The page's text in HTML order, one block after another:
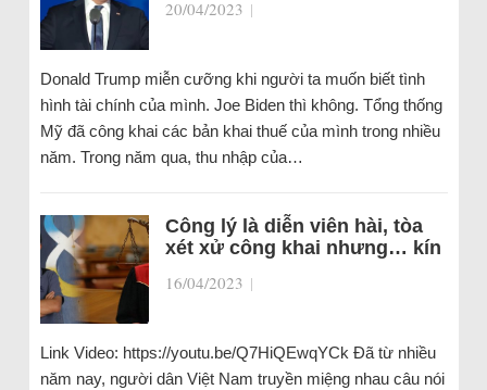
20/04/2023 |
Donald Trump miễn cưỡng khi người ta muốn biết tình
hình tài chính của mình. Joe Biden thì không. Tổng thống
Mỹ đã công khai các bản khai thuế của mình trong nhiều
năm. Trong năm qua, thu nhập của…
Công lý là diễn viên hài, tòa
xét xử công khai nhưng… kín
16/04/2023 |
Link Video: https://youtu.be/Q7HiQEwqYCk Đã từ nhiều
năm nay, người dân Việt Nam truyền miệng nhau câu nói